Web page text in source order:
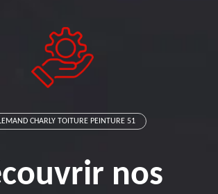
CHARLY TOITURE PEINTURE 51
nos